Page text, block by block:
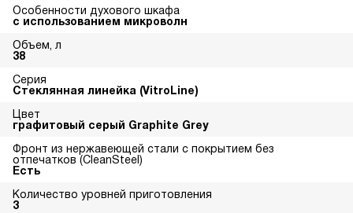
Особенности духового шкафа
с использованием микроволн
Объем, л
38
Серия
Стеклянная линейка (VitroLine)
Цвет
графитовый серый Graphite Grey
Фронт из нержавеющей стали с покрытием без
отпечатков (CleanSteel)
Есть
Количество уровней приготовления
3